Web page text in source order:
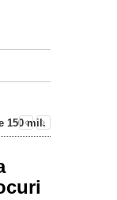
150 mil.